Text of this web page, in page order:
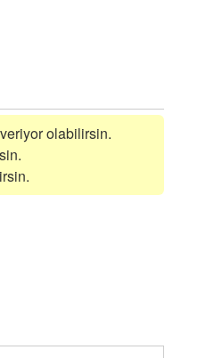
veriyor olabilirsin.